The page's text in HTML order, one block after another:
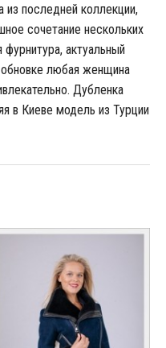
последней коллекции,
сочетание нескольких
актуальный
любая женщина
Дубленка
в Киеве модель из Турции